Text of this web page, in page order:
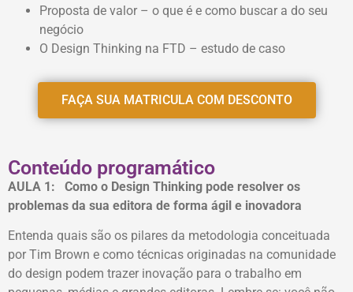
Proposta de valor – o que é e como buscar a do seu
negócio
O Design Thinking na FTD – estudo de caso
FAÇA SUA MATRICULA COM DESCONTO
Conteúdo programático
AULA 1: Como o Design Thinking pode resolver os
problemas da sua editora de forma ágil e inovadora
Entenda quais são os pilares da metodologia conceituada
por Tim Brown e como técnicas originadas na comunidade
do design podem trazer inovação para o trabalho em